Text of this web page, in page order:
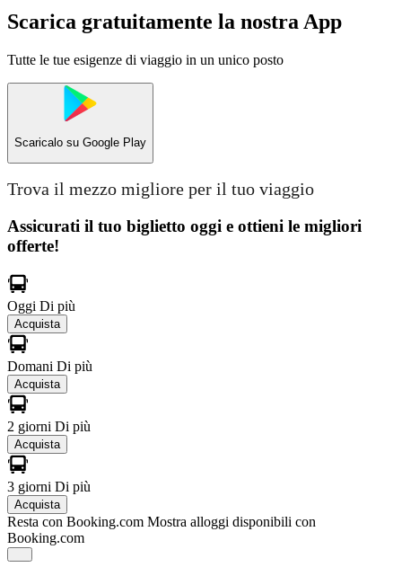
Scarica gratuitamente la nostra App
Tutte le tue esigenze di viaggio in un unico posto
Scaricalo su Google Play
Trova il mezzo migliore per il tuo viaggio
Assicurati il ​​tuo biglietto oggi e ottieni le migliori
offerte!
Oggi Di più
Acquista
Domani Di più
Acquista
2 giorni Di più
Acquista
3 giorni Di più
Acquista
Resta con Booking.com Mostra alloggi disponibili con
Booking.com